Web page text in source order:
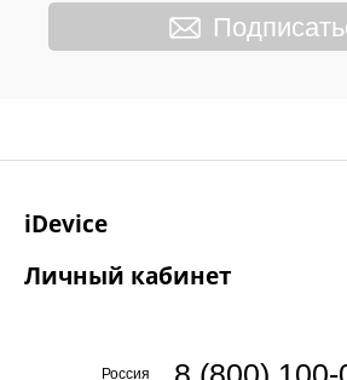
iDevice
Личный кабинет
Россия